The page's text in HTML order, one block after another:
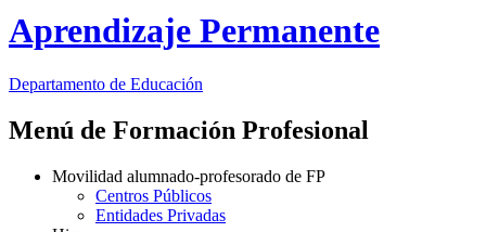
Aprendizaje Permanente
Departamento de Educación
Menú de Formación Profesional
Movilidad alumnado-profesorado de FP
Centros Públicos
Entidades Privadas